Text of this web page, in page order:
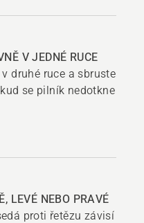
V JEDNÉ RUCE
druhé ruce a sbruste
se pilník nedotkne
LEVÉ NEBO PRAVÉ
proti řetězu závisí